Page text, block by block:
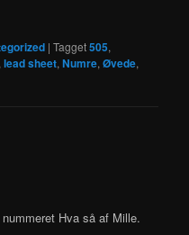
|Tagget505,
,lead sheet,Numre,Øvede,
Hva så af Mille.